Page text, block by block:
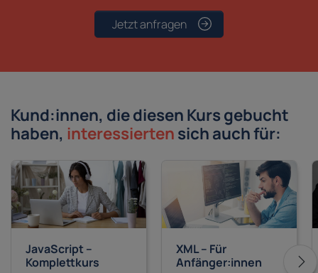
Jetzt anfragen
Kund:innen, die diesen Kurs gebucht
haben, interessiertensich auch für:
JavaScript –
Komplettkurs
XML – Für
Anfänger:innen